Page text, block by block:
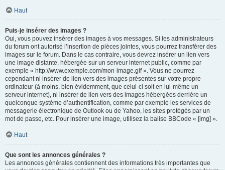
Haut
Puis-je insérer des images ?
Oui, vous pouvez insérer des images à vos messages. Si les administrateurs
du forum ont autorisé l’insertion de pièces jointes, vous pourrez transférer des
images sur le forum. Dans le cas contraire, vous devrez insérer un lien vers
une image distante, hébergée sur un serveur internet public, comme par
exemple « http://www.exemple.com/mon-image.gif ». Vous ne pourrez
cependant ni insérer de lien vers des images présentes sur votre propre
ordinateur (à moins, bien évidemment, que celui-ci soit en lui-même un
serveur internet), ni insérer de lien vers des images hébergées derrière un
quelconque système d’authentification, comme par exemple les services de
messagerie électronique de Outlook ou de Yahoo, les sites protégés par un
mot de passe, etc. Pour insérer une image, utilisez la balise BBCode « [img] ».
Haut
Que sont les annonces générales ?
Les annonces générales contiennent des informations très importantes que